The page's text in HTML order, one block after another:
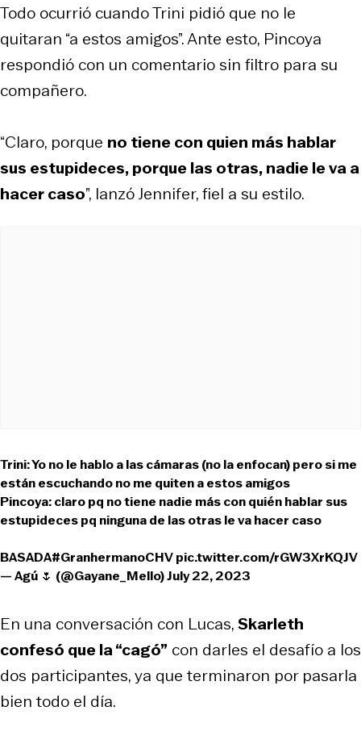
Todo ocurrió cuando Trini pidió que no le
quitaran “a estos amigos”. Ante esto, Pincoya
respondió con un comentario sin filtro para su
compañero.
“Claro, porque no tiene con quien más hablar
sus estupideces, porque las otras, nadie le va a
hacer caso”, lanzó Jennifer, fiel a su estilo.
Trini: Yo no le hablo a las cámaras (no la enfocan) pero si me
están escuchando no me quiten a estos amigos
Pincoya: claro pq no tiene nadie más con quién hablar sus
estupideces pq ninguna de las otras le va hacer caso
BASADA#GranhermanoCHVpic.twitter.com/rGW3XrKQJV
— Agú 🌷 (@Gayane_Mello)July 22, 2023
En una conversación con Lucas,Skarleth
confesó que la “cagó” con darles el desafío a los
dos participantes, ya que terminaron por pasarla
bien todo el día.